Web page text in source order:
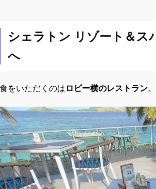
シェラトン リゾート＆ス
へ
をいただくのは ロビー横のレストラン。